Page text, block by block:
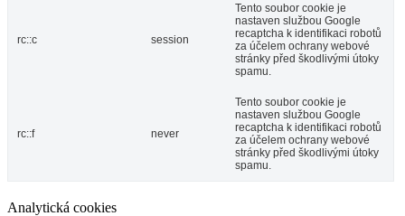
rc::c session
Tento soubor cookie je
nastaven službou Google
recaptcha k identifikaci robotů
za účelem ochrany webové
stránky před škodlivými útoky
spamu.
rc::f never
Tento soubor cookie je
nastaven službou Google
recaptcha k identifikaci robotů
za účelem ochrany webové
stránky před škodlivými útoky
spamu.
Analytická cookies